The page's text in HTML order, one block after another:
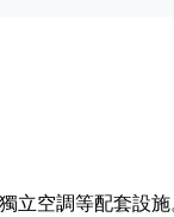
立空調等配套設